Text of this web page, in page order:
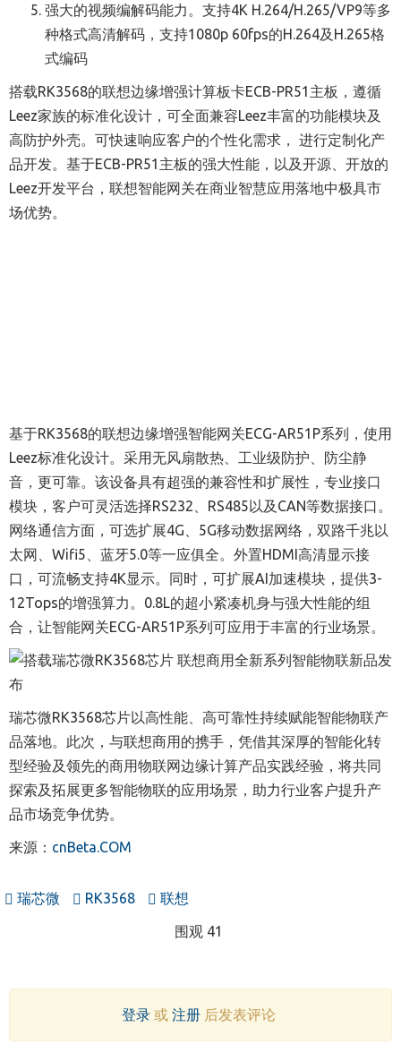
强大的视频编解码能力。支持4K H.264/H.265/VP9等多
种格式高清解码，支持1080p 60fps的H.264及H.265格
式编码
搭载RK3568的联想边缘增强计算板卡ECB-PR51主板，遵循
Leez家族的标准化设计，可全面兼容Leez丰富的功能模块及
高防护外壳。可快速响应客户的个性化需求， 进行定制化产
品开发。基于ECB-PR51主板的强大性能，以及开源、开放的
Leez开发平台，联想智能网关在商业智慧应用落地中极具市
场优势。
基于RK3568的联想边缘增强智能网关ECG-AR51P系列，使用
Leez标准化设计。采用无风扇散热、工业级防护、防尘静
音，更可靠。该设备具有超强的兼容性和扩展性，专业接口
模块，客户可灵活选择RS232、RS485以及CAN等数据接口。
网络通信方面，可选扩展4G、5G移动数据网络，双路千兆以
太网、Wifi5、蓝牙5.0等一应俱全。外置HDMI高清显示接
口，可流畅支持4K显示。同时，可扩展AI加速模块，提供3-
12Tops的增强算力。0.8L的超小紧凑机身与强大性能的组
合，让智能网关ECG-AR51P系列可应用于丰富的行业场景。
瑞芯微RK3568芯片以高性能、高可靠性持续赋能智能物联产
品落地。此次，与联想商用的携手，凭借其深厚的智能化转
型经验及领先的商用物联网边缘计算产品实践经验，将共同
探索及拓展更多智能物联的应用场景，助力行业客户提升产
品市场竞争优势。
来源： cnBeta.COM
瑞芯微 RK3568 联想
围观 41
登录或 注册后发表评论